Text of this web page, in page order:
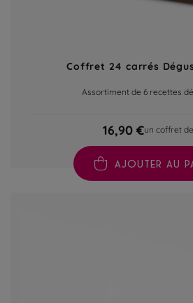
Coffret 24 carrés
Assortiment de 6 recettes
16,90 €un coffret de
AJOUTER AU